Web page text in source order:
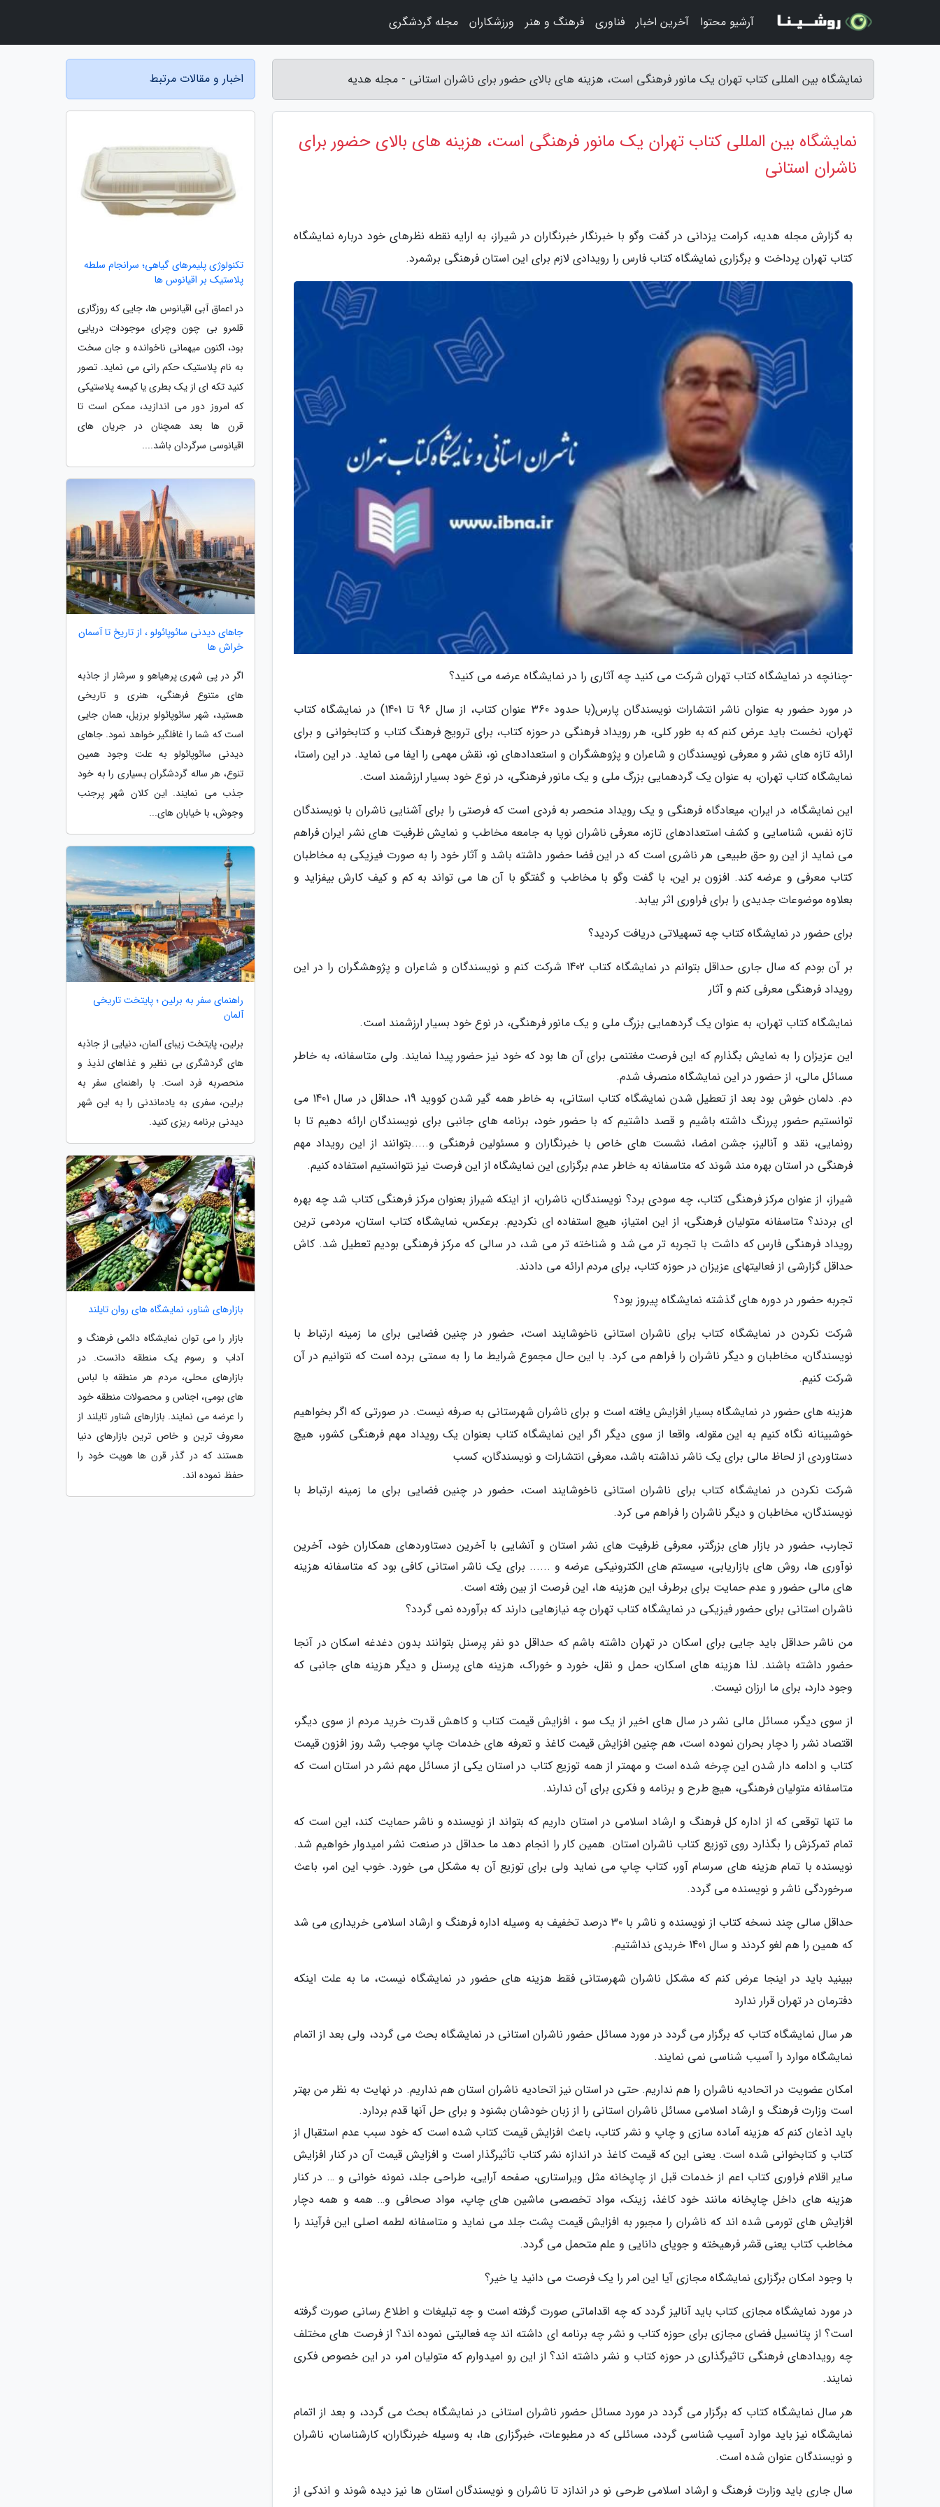
نمایشگاه بین المللی کتاب تهران یک مانور فرهنگی است، هزینه های بالای حضور برای ناشران استانی - مجله هدیه
نمایشگاه بین المللی کتاب تهران یک مانور فرهنگی است، هزینه های بالای حضور برای
ناشران استانی
به گزارش مجله هدیه، کرامت یزدانی در گفت وگو با خبرنگار خبرنگاران در شیراز، به ارایه نقطه نظرهای خود درباره نمایشگاه
کتاب تهران پرداخت و برگزاری نمایشگاه کتاب فارس را رویدادی لازم برای این استان فرهنگی برشمرد.
-چنانچه در نمایشگاه کتاب تهران شرکت می کنید چه آثاری را در نمایشگاه عرضه می کنید؟
در مورد حضور به عنوان ناشر انتشارات نویسندگان پارس(با حدود 360 عنوان کتاب، از سال 96 تا 1401) در نمایشگاه کتاب
تهران، نخست باید عرض کنم که به طور کلی، هر رویداد فرهنگی در حوزه کتاب، برای ترویج فرهنگ کتاب و کتابخوانی و برای
ارائه تازه های نشر و معرفی نویسندگان و شاعران و پژوهشگران و استعدادهای نو، نقش مهمی را ایفا می نماید. در این راستا،
نمایشگاه کتاب تهران، به عنوان یک گردهمایی بزرگ ملی و یک مانور فرهنگی، در نوع خود بسیار ارزشمند است.
این نمایشگاه، در ایران، میعادگاه فرهنگی و یک رویداد منحصر به فردی است که فرصتی را برای آشنایی ناشران با نویسندگان
تازه نفس، شناسایی و کشف استعدادهای تازه، معرفی ناشران نوپا به جامعه مخاطب و نمایش ظرفیت های نشر ایران فراهم
می نماید از این رو حق طبیعی هر ناشری است که در این فضا حضور داشته باشد و آثار خود را به صورت فیزیکی به مخاطبان
کتاب معرفی و عرضه کند. افزون بر این، با گفت وگو با مخاطب و گفتگو با آن ها می تواند به کم و کیف کارش بیفزاید و
بعلاوه موضوعات جدیدی را برای فراوری اثر بیابد.
برای حضور در نمایشگاه کتاب چه تسهیلاتی دریافت کردید؟
بر آن بودم که سال جاری حداقل بتوانم در نمایشگاه کتاب 1402 شرکت کنم و نویسندگان و شاعران و پژوهشگران را در این
رویداد فرهنگی معرفی کنم و آثار
نمایشگاه کتاب تهران، به عنوان یک گردهمایی بزرگ ملی و یک مانور فرهنگی، در نوع خود بسیار ارزشمند است.
این عزیزان را به نمایش بگذارم که این فرصت مغتنمی برای آن ها بود که خود نیز حضور پیدا نمایند. ولی متاسفانه، به خاطر
مسائل مالی، از حضور در این نمایشگاه منصرف شدم.
دم. دلمان خوش بود بعد از تعطیل شدن نمایشگاه کتاب استانی، به خاطر همه گیر شدن کووید 19، حداقل در سال 1401 می
توانستیم حضور پررنگ داشته باشیم و قصد داشتیم که با حضور خود، برنامه های جانبی برای نویسندگان ارائه دهیم تا با
رونمایی، نقد و آنالیز، جشن امضا، نشست های خاص با خبرنگاران و مسئولین فرهنگی و.....بتوانند از این رویداد مهم
فرهنگی در استان بهره مند شوند که متاسفانه به خاطر عدم برگزاری این نمایشگاه از این فرصت نیز نتوانستیم استفاده کنیم.
شیراز، از عنوان مرکز فرهنگی کتاب، چه سودی برد؟ نویسندگان، ناشران، از اینکه شیراز بعنوان مرکز فرهنگی کتاب شد چه بهره
ای بردند؟ متاسفانه متولیان فرهنگی، از این امتیاز، هیچ استفاده ای نکردیم. برعکس، نمایشگاه کتاب استان، مردمی ترین
رویداد فرهنگی فارس که داشت با تجربه تر می شد و شناخته تر می شد، در سالی که مرکز فرهنگی بودیم تعطیل شد. کاش
حداقل گزارشی از فعالیتهای عزیزان در حوزه کتاب، برای مردم ارائه می دادند.
تجربه حضور در دوره های گذشته نمایشگاه پیروز بود؟
شرکت نکردن در نمایشگاه کتاب برای ناشران استانی ناخوشایند است، حضور در چنین فضایی برای ما زمینه ارتباط با
نویسندگان، مخاطبان و دیگر ناشران را فراهم می کرد. با این حال مجموع شرایط ما را به سمتی برده است که نتوانیم در آن
شرکت کنیم.
هزینه های حضور در نمایشگاه بسیار افزایش یافته است و برای ناشران شهرستانی به صرفه نیست. در صورتی که اگر بخواهیم
خوشبینانه نگاه کنیم به این مقوله، واقعا از سوی دیگر اگر این نمایشگاه کتاب بعنوان یک رویداد مهم فرهنگی کشور، هیچ
دستاوردی از لحاظ مالی برای یک ناشر نداشته باشد، معرفی انتشارات و نویسندگان، کسب
شرکت نکردن در نمایشگاه کتاب برای ناشران استانی ناخوشایند است، حضور در چنین فضایی برای ما زمینه ارتباط با
نویسندگان، مخاطبان و دیگر ناشران را فراهم می کرد.
تجارب، حضور در بازار های بزرگتر، معرفی ظرفیت های نشر استان و آنشایی با آخرین دستاوردهای همکاران خود، آخرین
نوآوری ها، روش های بازاریابی، سیستم های الکترونیکی عرضه و ...... برای یک ناشر استانی کافی بود که متاسفانه هزینه
های مالی حضور و عدم حمایت برای برطرف این هزینه ها، این فرصت از بین رفته است.
ناشران استانی برای حضور فیزیکی در نمایشگاه کتاب تهران چه نیازهایی دارند که برآورده نمی گردد؟
من ناشر حداقل باید جایی برای اسکان در تهران داشته باشم که حداقل دو نفر پرسنل بتوانند بدون دغدغه اسکان در آنجا
حضور داشته باشند. لذا هزینه های اسکان، حمل و نقل، خورد و خوراک، هزینه های پرسنل و دیگر هزینه های جانبی که
وجود دارد، برای ما ارزان نیست.
از سوی دیگر، مسائل مالی نشر در سال های اخیر از یک سو ، افزایش قیمت کتاب و کاهش قدرت خرید مردم از سوی دیگر،
اقتصاد نشر را دچار بحران نموده است، هم چنین افزایش قیمت کاغذ و تعرفه های خدمات چاپ موجب رشد روز افزون قیمت
کتاب و ادامه دار شدن این چرخه شده است و مهمتر از همه توزیع کتاب در استان یکی از مسائل مهم نشر در استان است که
متاسفانه متولیان فرهنگی، هیچ طرح و برنامه و فکری برای آن ندارند.
ما تنها توقعی که از اداره کل فرهنگ و ارشاد اسلامی در استان داریم که بتواند از نویسنده و ناشر حمایت کند، این است که
تمام تمرکزش را بگذارد روی توزیع کتاب ناشران استان. همین کار را انجام دهد ما حداقل در صنعت نشر امیدوار خواهیم شد.
نویسنده با تمام هزینه های سرسام آور، کتاب چاپ می نماید ولی برای توزیع آن به مشکل می خورد. خوب این امر، باعث
سرخوردگی ناشر و نویسنده می گردد.
حداقل سالی چند نسخه کتاب از نویسنده و ناشر با 30 درصد تخفیف به وسیله اداره فرهنگ و ارشاد اسلامی خریداری می شد
که همین را هم لغو کردند و سال 1401 خریدی نداشتیم.
ببینید باید در اینجا عرض کنم که مشکل ناشران شهرستانی فقط هزینه های حضور در نمایشگاه نیست، ما به علت اینکه
دفترمان در تهران قرار ندارد
هر سال نمایشگاه کتاب که برگزار می گردد در مورد مسائل حضور ناشران استانی در نمایشگاه بحث می گردد، ولی بعد از اتمام
نمایشگاه موارد را آسیب شناسی نمی نمایند.
امکان عضویت در اتحادیه ناشران را هم نداریم. حتی در استان نیز اتحادیه ناشران استان هم نداریم. در نهایت به نظر من بهتر
است وزارت فرهنگ و ارشاد اسلامی مسائل ناشران استانی را از زبان خودشان بشنود و برای حل آنها قدم بردارد.
باید اذعان کنم که هزینه آماده سازی و چاپ و نشر کتاب، باعث افزایش قیمت کتاب شده است که خود سبب عدم استقبال از
کتاب و کتابخوانی شده است. یعنی این که قیمت کاغذ در اندازه نشر کتاب تأثیرگذار است و افزایش قیمت آن در کنار افزایش
سایر اقلام فراوری کتاب اعم از خدمات قبل از چاپخانه مثل ویراستاری، صفحه آرایی، طراحی جلد، نمونه خوانی و … در کنار
هزینه های داخل چاپخانه مانند خود کاغذ، زینک، مواد تخصصی ماشین های چاپ، مواد صحافی و… همه و همه دچار
افزایش های تورمی شده اند که ناشران را مجبور به افزایش قیمت پشت جلد می نماید و متاسفانه لطمه اصلی این فرآیند را
مخاطب کتاب یعنی قشر فرهیخته و جویای دانایی و علم متحمل می گردد.
با وجود امکان برگزاری نمایشگاه مجازی آیا این امر را یک فرصت می دانید یا خیر؟
در مورد نمایشگاه مجازی کتاب باید آنالیز گردد که چه اقداماتی صورت گرفته است و چه تبلیغات و اطلاع رسانی صورت گرفته
است؟ از پتانسیل فضای مجازی برای حوزه کتاب و نشر چه برنامه ای داشته اند چه فعالیتی نموده اند؟ از فرصت های مختلف
چه رویدادهای فرهنگی تاثیرگذاری در حوزه کتاب و نشر داشته اند؟ از این رو امیدوارم که متولیان امر، در این خصوص فکری
نمایند.
هر سال نمایشگاه کتاب که برگزار می گردد در مورد مسائل حضور ناشران استانی در نمایشگاه بحث می گردد، و بعد از اتمام
نمایشگاه نیز باید موارد آسیب شناسی گردد، مسائلی که در مطبوعات، خبرگزاری ها، به وسیله خبرنگاران، کارشناسان، ناشران
و نویسندگان عنوان شده است.
سال جاری باید وزارت فرهنگ و ارشاد اسلامی طرحی نو در اندازد تا ناشران و نویسندگان استان ها نیز دیده شوند و اندکی از
اخبار و مقالات مرتبط
تکنولوژی پلیمرهای گیاهی؛ سرانجام سلطه
پلاستیک بر اقیانوس ها
در اعماق آبی اقیانوس ها، جایی که روزگاری
قلمرو بی چون وچرای موجودات دریایی
بود، اکنون میهمانی ناخوانده و جان سخت
به نام پلاستیک حکم رانی می نماید. تصور
کنید تکه ای از یک بطری یا کیسه پلاستیکی
که امروز دور می اندازید، ممکن است تا
قرن ها بعد همچنان در جریان های
اقیانوسی سرگردان باشد....
جاهای دیدنی سائوپائولو ، از تاریخ تا آسمان
خراش ها
اگر در پی شهری پرهیاهو و سرشار از جاذبه
های متنوع فرهنگی، هنری و تاریخی
هستید، شهر سائوپائولو برزیل، همان جایی
است که شما را غافلگیر خواهد نمود. جاهای
دیدنی سائوپائولو به علت وجود همین
تنوع، هر ساله گردشگران بسیاری را به خود
جذب می نمایند. این کلان شهر پرجنب
وجوش، با خیابان های...
راهنمای سفر به برلین ؛ پایتخت تاریخی
آلمان
برلین، پایتخت زیبای آلمان، دنیایی از جاذبه
های گردشگری بی نظیر و غذاهای لذیذ و
منحصربه فرد است. با راهنمای سفر به
برلین، سفری به یادماندنی را به این شهر
دیدنی برنامه ریزی کنید.
بازارهای شناور، نمایشگاه های روان تایلند
بازار را می توان نمایشگاه دائمی فرهنگ و
آداب و رسوم یک منطقه دانست. در
بازارهای محلی، مردم هر منطقه با لباس
های بومی، اجناس و محصولات منطقه خود
را عرضه می نمایند. بازارهای شناور تایلند از
معروف ترین و خاص ترین بازارهای دنیا
هستند که در گذر قرن ها هویت خود را
حفظ نموده اند.
آرشیو محتوا آخرین اخبار فناوری فرهنگ و هنر ورزشکاران مجله گردشگری